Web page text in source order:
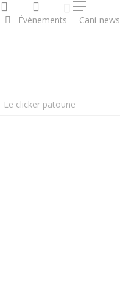
search account
0Menu
Événements Cani-news
Le clicker patoune